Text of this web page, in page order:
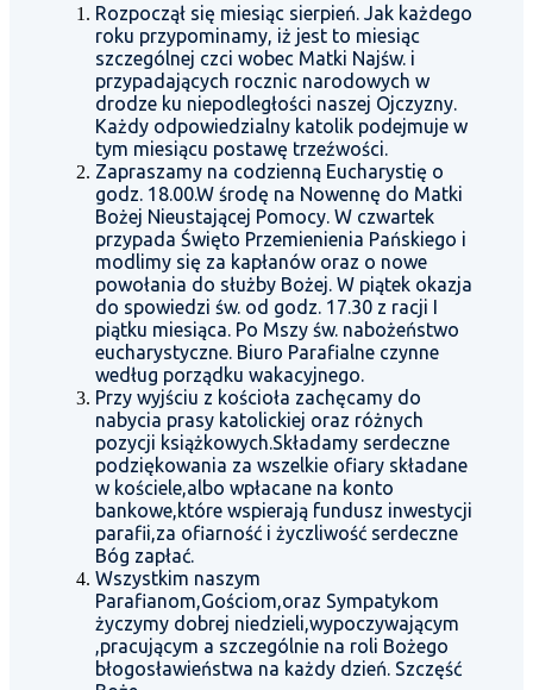
Rozpoczął się miesiąc sierpień. Jak każdego
roku przypominamy, iż jest to miesiąc
szczególnej czci wobec Matki Najśw. i
przypadających rocznic narodowych w
drodze ku niepodległości naszej Ojczyzny.
Każdy odpowiedzialny katolik podejmuje w
tym miesiącu postawę trzeźwości.
Zapraszamy na codzienną Eucharystię o
godz. 18.00.W środę na Nowennę do Matki
Bożej Nieustającej Pomocy. W czwartek
przypada Święto Przemienienia Pańskiego i
modlimy się za kapłanów oraz o nowe
powołania do służby Bożej. W piątek okazja
do spowiedzi św. od godz. 17.30 z racji I
piątku miesiąca. Po Mszy św. nabożeństwo
eucharystyczne. Biuro Parafialne czynne
według porządku wakacyjnego.
Przy wyjściu z kościoła zachęcamy do
nabycia prasy katolickiej oraz różnych
pozycji książkowych.Składamy serdeczne
podziękowania za wszelkie ofiary składane
w kościele,albo wpłacane na konto
bankowe,które wspierają fundusz inwestycji
parafii,za ofiarność i życzliwość serdeczne
Bóg zapłać.
Wszystkim naszym
Parafianom,Gościom,oraz Sympatykom
życzymy dobrej niedzieli,wypoczywającym
,pracującym a szczególnie na roli Bożego
błogosławieństwa na każdy dzień. Szczęść